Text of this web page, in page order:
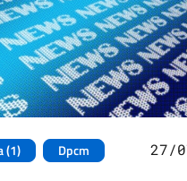
(1)
Dpcm
27/